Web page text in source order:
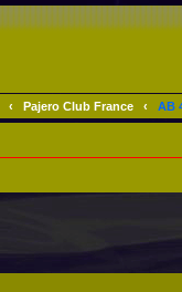
‹ Pajero Club France ‹ AB